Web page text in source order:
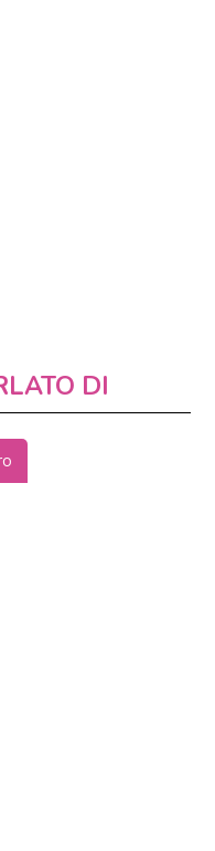
DI